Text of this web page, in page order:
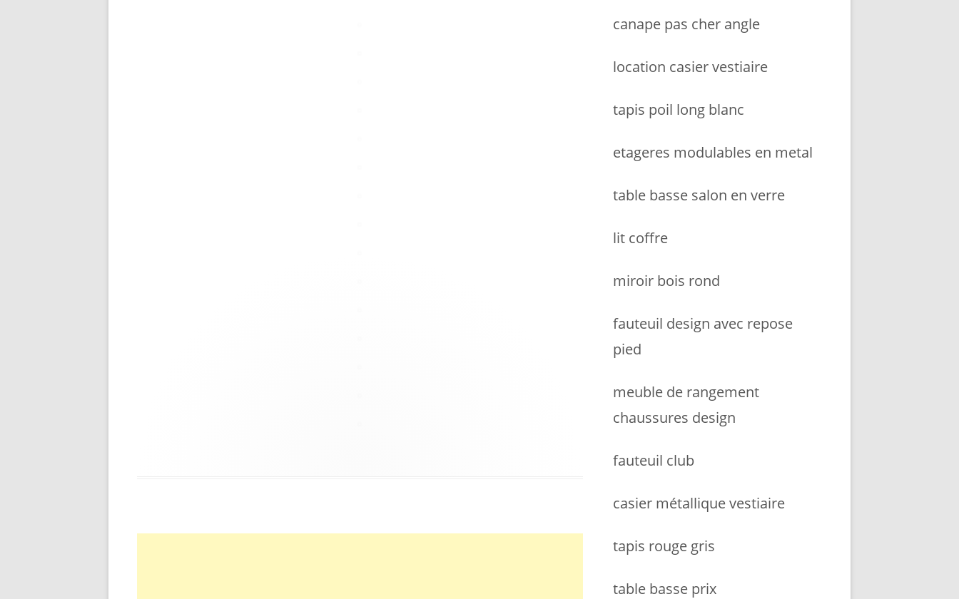
canape pas cher angle
location casier vestiaire
tapis poil long blanc
etageres modulables en metal
table basse salon en verre
lit coffre
miroir bois rond
fauteuil design avec repose
pied
meuble de rangement
chaussures design
fauteuil club
casier métallique vestiaire
tapis rouge gris
table basse prix